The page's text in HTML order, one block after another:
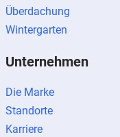
Überdachung
Wintergarten
Unternehmen
Die Marke
Standorte
Karriere